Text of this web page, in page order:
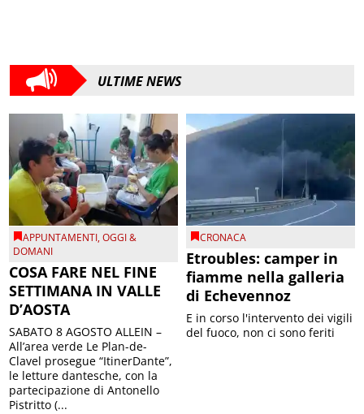
ULTIME NEWS
APPUNTAMENTI,OGGI &
DOMANI
COSA FARE NEL FINE
SETTIMANA IN VALLE
D’AOSTA
SABATO 8 AGOSTO ALLEIN –
All’area verde Le Plan-de-
Clavel prosegue “ItinerDante”,
le letture dantesche, con la
partecipazione di Antonello
Pistritto (...
CRONACA
Etroubles: camper in
fiamme nella galleria
di Echevennoz
E in corso l'intervento dei vigili
del fuoco, non ci sono feriti